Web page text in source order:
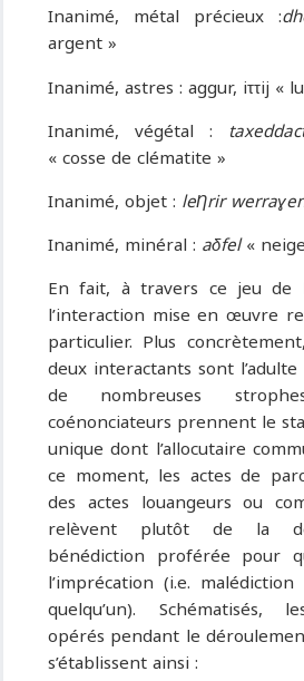
Inanimé, métal précieux :
argent »
Inanimé, astres : aggur, iττij «
Inanimé, végétal :
« cosse de clématite »
Inanimé, objet : leȠrir
Inanimé, minéral : aδfel«
En fait, à travers ce jeu de
l’interaction mise en œuvre
particulier. Plus
deux interactants sont
de nombreuses
coénonciateurs prennent le
unique dont l’allocutaire
ce moment, les actes de
des actes louangeurs ou
relèvent plutôt de la
bénédiction proférée pour
l’imprécation (i.e.
quelqu’un). Schématisés,
opérés pendant le
s’établissent ainsi :